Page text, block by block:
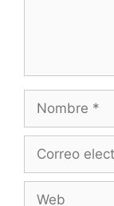
Nombre
Correo
Web